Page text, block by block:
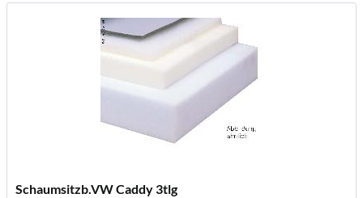
Schaumsitzb.VW Caddy 3tlg